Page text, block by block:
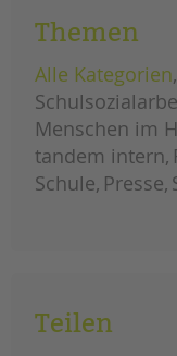
für
eltern
Themen
Alle Kategorien
Menschen im
tandem intern
Schule Presse
Teilen